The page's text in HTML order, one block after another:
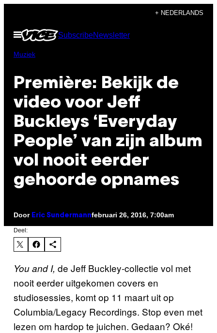
de
inhoud
+ NEDERLANDS
Open
menu
SubscribeNewsletter
Muziek
Première: Bekijk de
video voor Jeff
Buckleys ‘Everyday
People’ van zijn album
vol nooit eerder
gehoorde opnames
Door Eric Sundermannfebruari 26, 2016, 7:00am
Deel:
You and I, de Jeff Buckley-collectie vol met
nooit eerder uitgekomen covers en
studiosessies, komt op 11 maart uit op
Columbia/Legacy Recordings. Stop even met
lezen om hardop te juichen. Gedaan? Oké!